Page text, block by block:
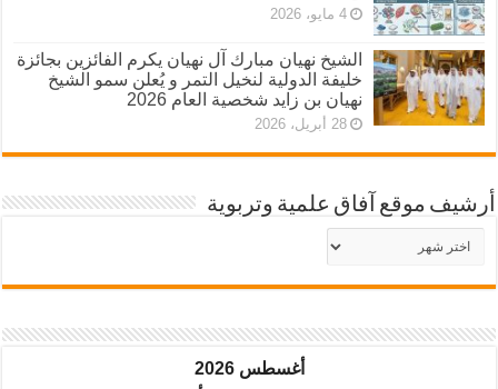
4 مايو، 2026
الشيخ نهيان مبارك آل نهيان يكرم الفائزين بجائزة
خليفة الدولية لنخيل التمر و يُعلن سمو الشيخ
نهيان بن زايد شخصية العام 2026
28 أبريل، 2026
أرشيف موقع آفاق علمية وتربوية
أرشيف
موقع
أغسطس 2026